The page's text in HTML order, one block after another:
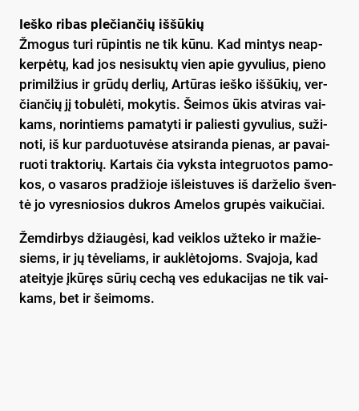
Ieš­ko ri­bas ple­čian­čių iš­šū­kių
Žmo­gus tu­ri rū­pin­tis ne tik kū­nu. Kad min­tys neap­
ker­pė­tų, kad jos ne­si­suk­tų vien apie gy­vu­lius, pie­no
pri­mil­žius ir grū­dų der­lių, Ar­tū­ras ieš­ko iš­šū­kių, ver­
čian­čių jį to­bu­lė­ti, mo­ky­tis. Šei­mos ūkis at­vi­ras vai­
kams, no­rin­tiems pa­ma­ty­ti ir pa­lies­ti gy­vu­lius, su­ži­
no­ti, iš kur par­duo­tu­vė­se at­si­ran­da pie­nas, ar pa­vai­
ruo­ti trak­to­rių. Kar­tais čia vyks­ta in­teg­ruo­tos pa­mo­
kos, o va­sa­ros pra­džio­je iš­leis­tu­ves iš dar­že­lio šven­
tė jo vy­res­nio­sios duk­ros Ame­los gru­pės vai­ku­čiai.
Žem­dir­bys džiau­gė­si, kad veik­los už­te­ko ir ma­žie­
siems, ir jų tė­ve­liams, ir auk­lė­to­joms. Sva­jo­ja, kad
atei­ty­je įkū­ręs sū­rių ce­chą ves edu­ka­ci­jas ne tik vai­
kams, bet ir šei­moms.